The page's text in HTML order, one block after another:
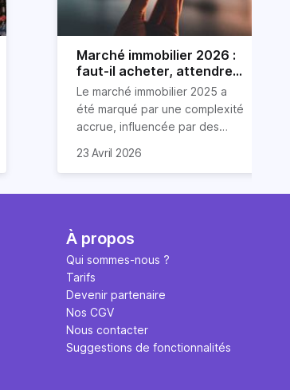
Marché immobilier 2026 :
faut-il acheter, attendre
ou vendre ?
Le marché immobilier 2025 a
été marqué par une complexité
accrue, influencée par des
immobilière, une inflation
haussière des taux d'intérêts.
tendances immobilières de
des prévisions pour 2026. Il est
s'avancer sur de tendances à
venir, particulièrement sur le
marché de l'immobilier. Nos
propos sont donc à lire avec
précaution.
23 Avril 2026
À propos
Qui sommes-nous ?
Tarifs
Devenir partenaire
Nos CGV
Nous contacter
Suggestions de fonctionnalités